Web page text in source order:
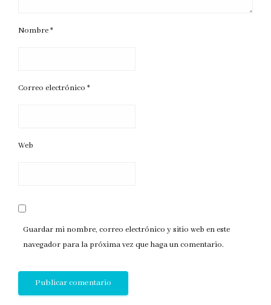
Nombre*
Correo electrónico *
Web
Guardar mi nombre, correo electrónico y sitio web en este
navegador para la próxima vez que haga un comentario.